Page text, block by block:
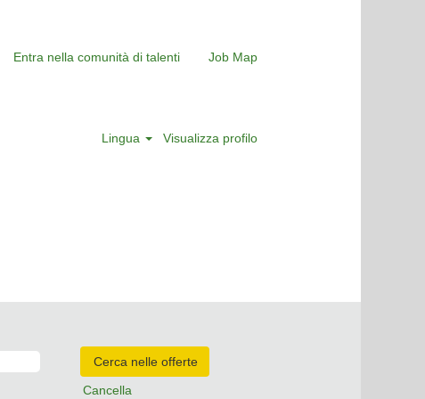
Entra nella comunità di talenti Job Map
Lingua Visualizza profilo
Cancella